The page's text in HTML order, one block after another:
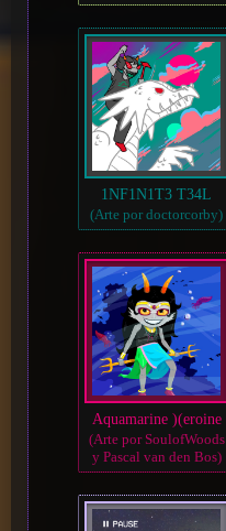
1NF1N1T3 T34L
(Arte por doctorcorby)
Aquamarine )(eroine
(Arte por SoulofWoods
y Pascal van den Bos)